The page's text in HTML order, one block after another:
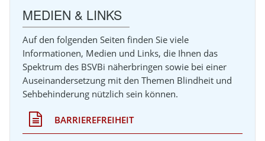
MEDIEN & LINKS
Auf den folgenden Seiten finden Sie viele
Informationen, Medien und Links, die Ihnen das
Spektrum des BSVBi näherbringen sowie bei einer
Auseinandersetzung mit den Themen Blindheit und
Sehbehinderung nützlich sein können.
BARRIEREFREIHEIT